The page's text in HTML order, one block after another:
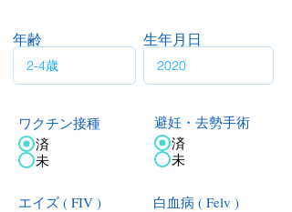
年齢 生年月日
ワクチン接種
済
未
エイズ ( FIV )
避妊・去勢手術
済
未
白血病 ( Felv )